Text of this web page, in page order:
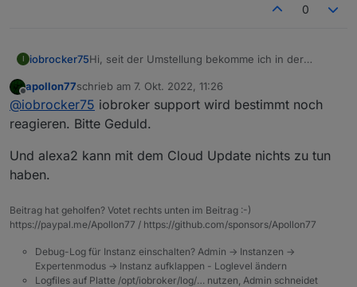
0
iobrocker75Hi, seit der Umstellung bekomme ich in der
und direkt danach diese:
Dies auch nur, wenn ich von extern zugreife, also
nicht im WLAN bin und ioBroker so erreiche.
Der Support von ioBroker reagiert leider nicht auf
helfen das Problem zu lösen?
Die Version vom Admin Adapter ist 6.2.22, der
mein Alexa Adapter nicht mehr geht (v3.19.9)
Offline
apollon77schrieb am 7. Okt. 2022, 11:26
zuletzt editiert von
@iobrocker75 iobroker support wird bestimmt noch
reagieren. Bitte Geduld.
Und alexa2 kann mit dem Cloud Update nichts zu tun
haben.
Beitrag hat geholfen? Votet rechts unten im Beitrag :-)
https://paypal.me/Apollon77 / https://github.com/sponsors/Apollon77
Debug-Log für Instanz einschalten? Admin -> Instanzen ->
Expertenmodus -> Instanz aufklappen - Loglevel ändern
Logfiles auf Platte /opt/iobroker/log/… nutzen, Admin schneidet